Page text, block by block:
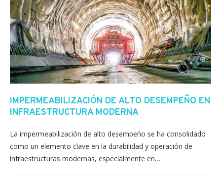
IMPERMEABILIZACIÓN DE ALTO DESEMPEÑO EN
INFRAESTRUCTURA MODERNA
La impermeabilización de alto desempeño se ha consolidado
como un elemento clave en la durabilidad y operación de
infraestructuras modernas, especialmente en…